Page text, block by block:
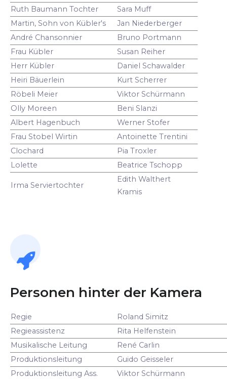
Ruth Baumann Tochter
Sara Muff
Martin, Sohn von Kübler's
Jan Niederberger
André Chansonnier
Bruno Portmann
Frau Kübler
Susan Reiher
Herr Kübler
Daniel Schawalder
Heiri Bäuerlein
Kurt Scherrer
Röbeli Meier
Viktor Schürmann
Olly Moreen
Beni Slanzi
Albert Hagenbuch
Werner Stofer
Frau Stobel Wirtin
Antoinette Trentini
Clochard
Pia Troxler
Lolette
Beatrice Tschopp
Irma Serviertochter
Edith Walthert
Kramis
Personen hinter der Kamera
Regie
Roland Simitz
Regieassistenz
Rita Helfenstein
Musikalische Leitung
René Carlin
Produktionsleitung
Guido Geisseler
Produktionsleitung Ass.
Viktor Schürmann